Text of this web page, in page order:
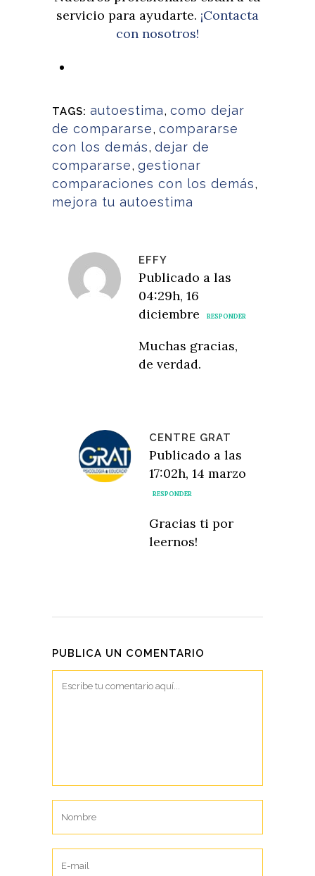
servicio para ayudarte. ¡Contacta
con nosotros!
TAGS: autoestima, como dejar
de compararse, compararse
con los demás, dejar de
compararse, gestionar
comparaciones con los demás,
mejora tu autoestima
EFFY
Publicado a las
04:29h, 16
diciembre
RESPONDER
Muchas gracias,
de verdad.
CENTRE GRAT
Publicado a las
17:02h, 14 marzo
RESPONDER
Gracias ti por
leernos!
PUBLICA UN COMENTARIO